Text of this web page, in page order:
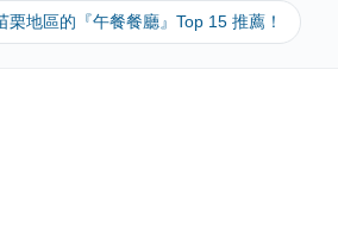
栗地區的『午餐餐廳』Top 15 推薦！